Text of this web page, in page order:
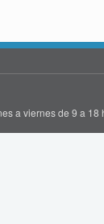
a viernes de 9 a 18